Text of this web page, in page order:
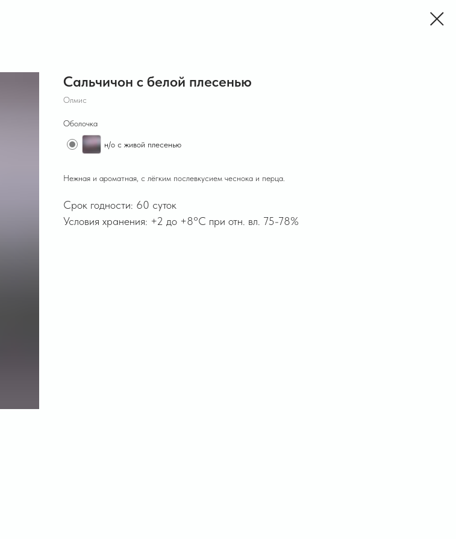
Сальчичон с белой плесенью
Олмис
Оболочка
н/о с живой плесенью
Нежная и ароматная, с лёгким послевкусием чеснока и перца.
Срок годности: 60 суток
Условия хранения: +2 до +8°C при отн. вл. 75-78%